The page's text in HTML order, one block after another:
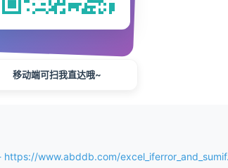
移动端可扫我直达哦~
https://www.abddb.com/